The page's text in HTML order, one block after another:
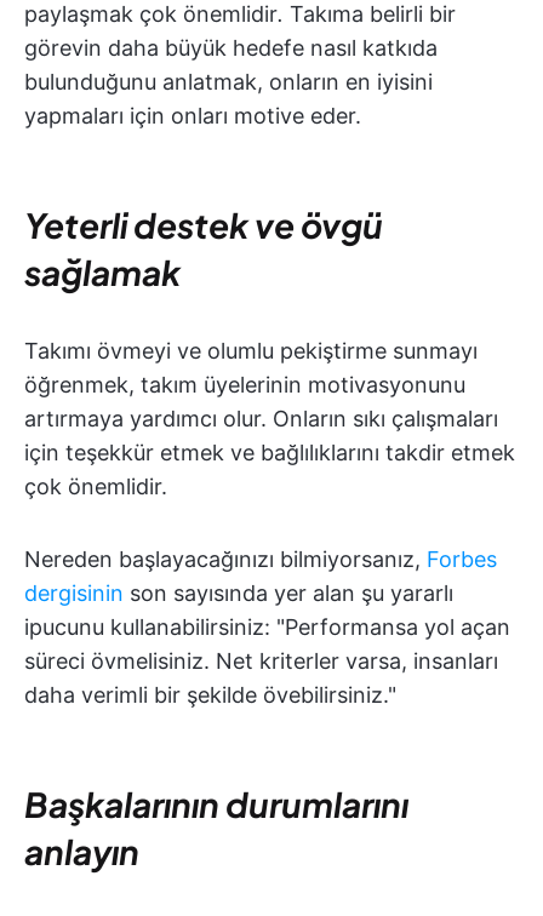
paylaşmak çok önemlidir. Takıma belirli bir
görevin daha büyük hedefe nasıl katkıda
bulunduğunu anlatmak, onların en iyisini
yapmaları için onları motive eder.
Yeterli destek ve övgü
sağlamak
Takımı övmeyi ve olumlu pekiştirme sunmayı
öğrenmek, takım üyelerinin motivasyonunu
artırmaya yardımcı olur. Onların sıkı çalışmaları
için teşekkür etmek ve bağlılıklarını takdir etmek
çok önemlidir.
Nereden başlayacağınızı bilmiyorsanız, Forbes
dergisinin son sayısında yer alan şu yararlı
ipucunu kullanabilirsiniz: "Performansa yol açan
süreci övmelisiniz. Net kriterler varsa, insanları
daha verimli bir şekilde övebilirsiniz."
Başkalarının durumlarını
anlayın